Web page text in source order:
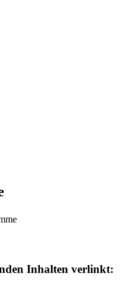
Inhalten verlinkt: